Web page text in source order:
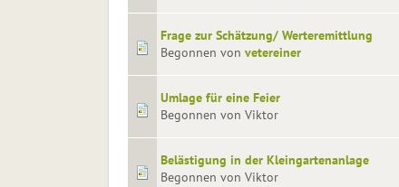
Frage zur Schätzung/ Werteremittlung
Begonnen von vetereiner
Umlage für eine Feier
Begonnen von Viktor
Belästigung in der Kleingartenanlage
Begonnen von Viktor